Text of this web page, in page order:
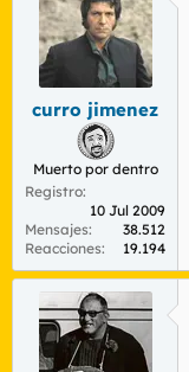
curro jimenez
Muerto por dentro
Registro
10 Jul 2009
Mensajes
38.512
Reacciones
19.194